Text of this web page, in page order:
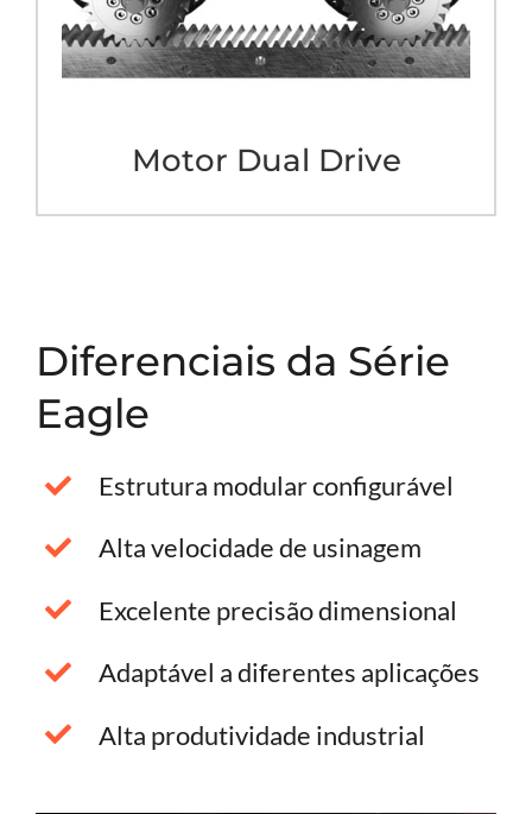
Motor Dual Drive
Diferenciais da Série
Eagle
Estrutura modular configurável
Alta velocidade de usinagem
Excelente precisão dimensional
Adaptável a diferentes aplicações
Alta produtividade industrial